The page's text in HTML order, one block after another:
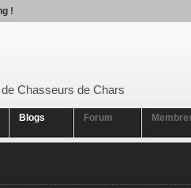
!
Chasseurs de Chars
Blogs Forum